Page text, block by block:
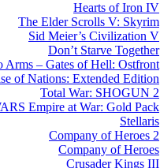
Hearts of Iron IV
The Elder Scrolls V: Skyrim
Sid Meier’s Civilization V
Don’t Starve Together
Arms – Gates of Hell: Ostfront
of Nations: Extended Edition
Total War: SHOGUN 2
Empire at War: Gold Pack
Stellaris
Company of Heroes 2
Company of Heroes
Crusader Kings III